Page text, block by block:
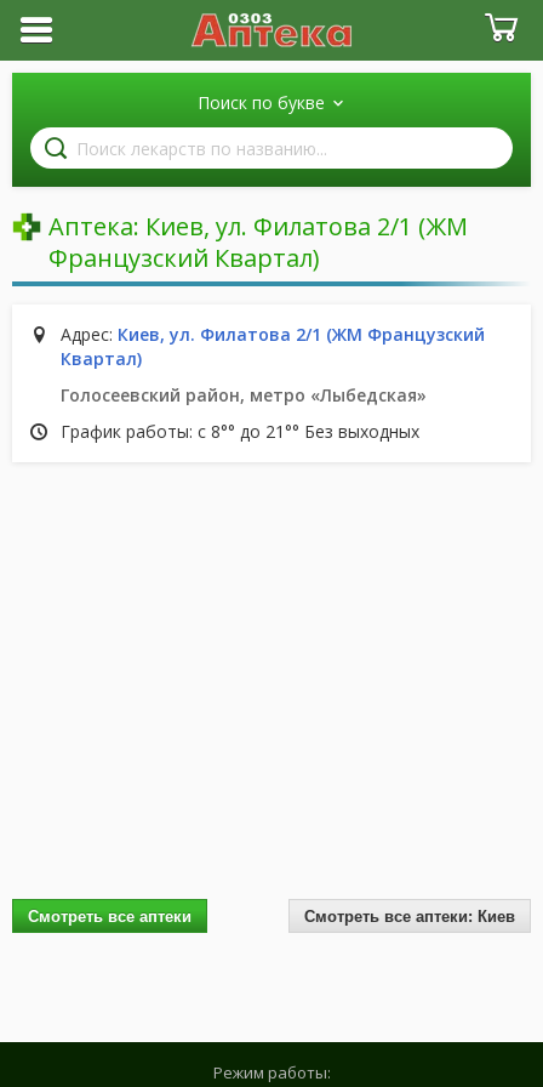
Поиск по букве
Поиск
лекарств
по
названию
Аптека: Киев, ул. Филатова 2/1 (ЖМ
Французский Квартал)
Адрес: Киев, ул. Филатова 2/1 (ЖМ Французский
Квартал)
Голосеевский район, метро «Лыбедская»
График работы: с 8°° до 21°° Без выходных
Смотреть все аптеки Смотреть все аптеки: Киев
Режим работы: